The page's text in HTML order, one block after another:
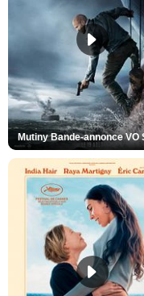
Mutiny Bande-annonce VO